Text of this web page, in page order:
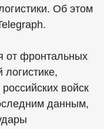
Об этом
от фронтальных
логистике,
войск
данным,